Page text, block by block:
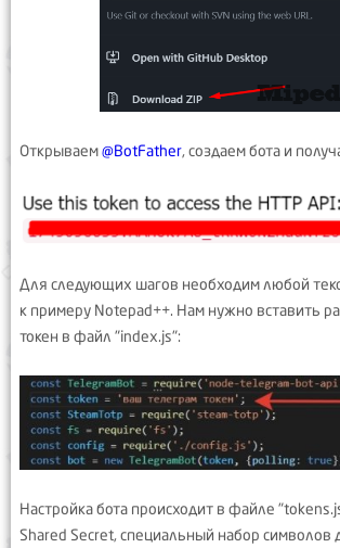
Открываем@BotFather, создаем бота и
Для следующих шагов необходим любой
к примеру Notepad++. Нам нужно вставить
токен в файл "index.js":
Настройка бота происходит в файле
Shared Secret, специальный набор символов